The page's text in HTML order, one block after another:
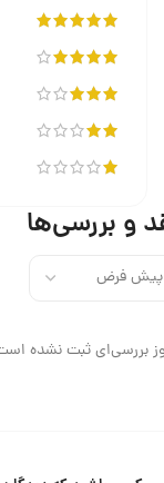
و بررسی‌ها
بررسی‌ای ثبت نشده